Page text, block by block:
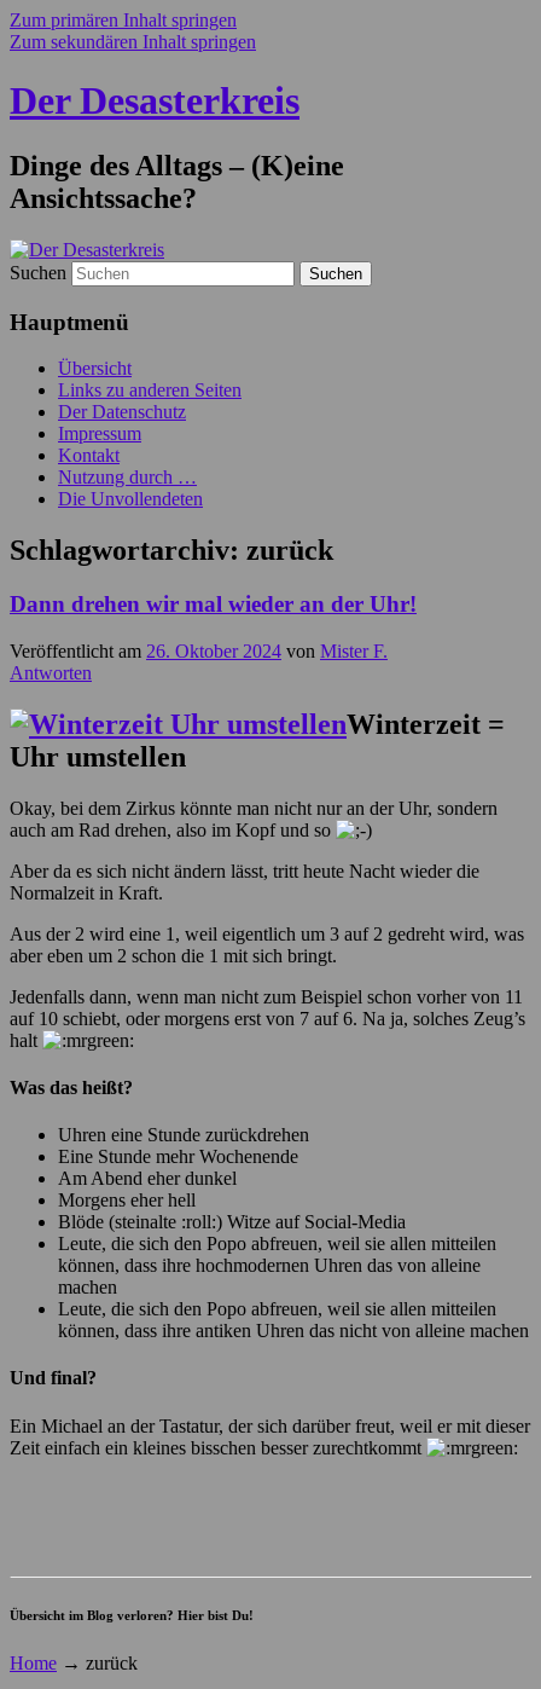
Zum primären Inhalt springen
Zum sekundären Inhalt springen
Der Desasterkreis
Dinge des Alltags – (K)eine
Ansichtssache?
Suchen
Hauptmenü
Übersicht
Links zu anderen Seiten
Der Datenschutz
Impressum
Kontakt
Nutzung durch …
Die Unvollendeten
Schlagwortarchiv: zurück
Dann drehen wir mal wieder an der Uhr!
Veröffentlicht am 26. Oktober 2024 von Mister F.
Antworten
Winterzeit =
Uhr umstellen
Okay, bei dem Zirkus könnte man nicht nur an der Uhr, sondern
auch am Rad drehen, also im Kopf und so
Aber da es sich nicht ändern lässt, tritt heute Nacht wieder die
Normalzeit in Kraft.
Aus der 2 wird eine 1, weil eigentlich um 3 auf 2 gedreht wird, was
aber eben um 2 schon die 1 mit sich bringt.
Jedenfalls dann, wenn man nicht zum Beispiel schon vorher von 11
auf 10 schiebt, oder morgens erst von 7 auf 6. Na ja, solches Zeug’s
halt
Was das heißt?
Uhren eine Stunde zurückdrehen
Eine Stunde mehr Wochenende
Am Abend eher dunkel
Morgens eher hell
Blöde (steinalte :roll:) Witze auf Social-Media
Leute, die sich den Popo abfreuen, weil sie allen mitteilen
können, dass ihre hochmodernen Uhren das von alleine
machen
Leute, die sich den Popo abfreuen, weil sie allen mitteilen
können, dass ihre antiken Uhren das nicht von alleine machen
Und final?
Ein Michael an der Tastatur, der sich darüber freut, weil er mit dieser
Zeit einfach ein kleines bisschen besser zurechtkommt
Übersicht im Blog verloren? Hier bist Du!
Home → zurück